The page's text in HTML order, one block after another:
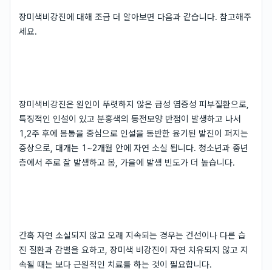
장미색비강진에 대해 조금 더 알아보면 다음과 같습니다. 참고해주
세요.
장미색비강진은 원인이 뚜렷하지 않은 급성 염증성 피부질환으로,
특징적인 인설이 있고 분홍색의 동전모양 반점이 발생하고 나서
1,2주 후에 몸통을 중심으로 인설을 동반한 융기된 발진이 퍼지는
증상으로, 대개는 1~2개월 안에 자연 소실 됩니다. 청소년과 중년
층에서 주로 잘 발생하고 봄, 가을에 발생 빈도가 더 높습니다.
간혹 자연 소실되지 않고 오래 지속되는 경우는 건선이나 다른 습
진 질환과 감별을 요하고, 장미색 비강진이 자연 치유되지 않고 지
속될 때는 보다 근원적인 치료를 하는 것이 필요합니다.